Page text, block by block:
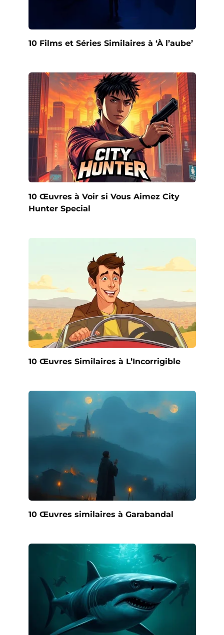
10 Films et Séries Similaires à ‘À l’aube’
10 Œuvres à Voir si Vous Aimez City
Hunter Special
10 Œuvres Similaires à L’Incorrigible
10 Œuvres similaires à Garabandal